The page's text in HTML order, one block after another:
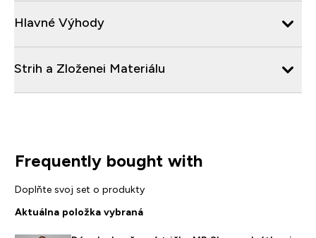
Hlavné Výhody
Strih a Zloženei Materiálu
Frequently bought with
Doplňte svoj set o produkty
Aktuálna položka vybraná